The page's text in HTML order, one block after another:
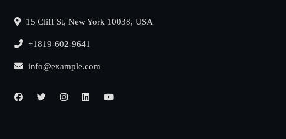
15 Cliff St, New York 10038, USA
+1819-602-9641
info@example.com